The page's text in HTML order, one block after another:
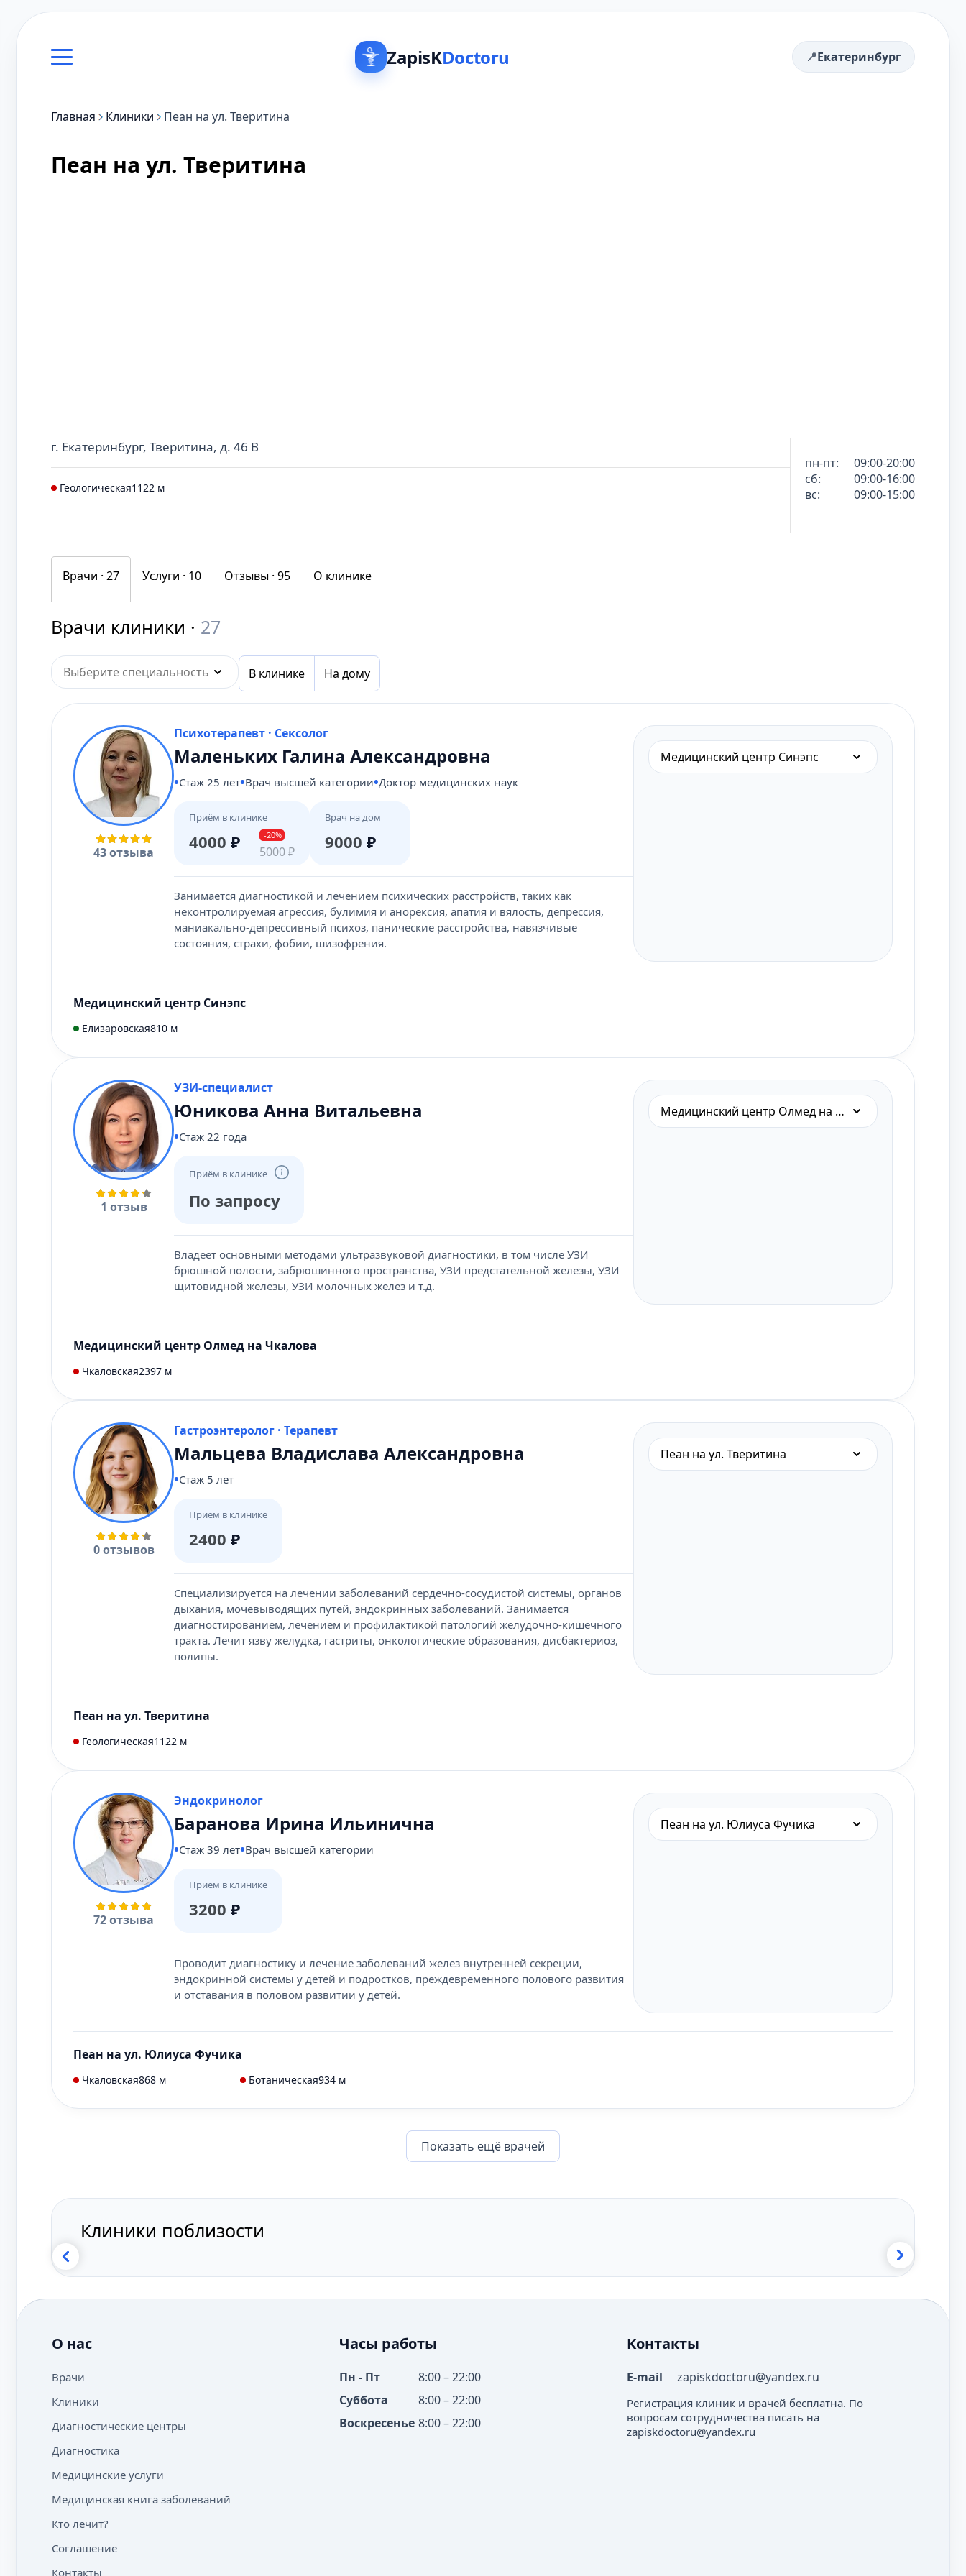
ZapisKDoctoru Екатеринбург
Главная Клиники Пеан на ул. Тверитина
Пеан на ул. Тверитина
г. Екатеринбург, Тверитина, д. 46 В
Геологическая1122 м
пн-пт:
09:00-20:00
сб:
09:00-16:00
вс:
09:00-15:00
Врачи · 27 Услуги · 10 Отзывы · 95 О клинике
Врачи клиники · 27
Выберите специальность В клинике На дому
43 отзыва
Психотерапевт · Сексолог
Маленьких Галина Александровна
Стаж 25 лет Врач высшей категории Доктор медицинских наук
Приём в клинике
4000 ₽ -20%
5000₽
Врач на дом
9000 ₽
Занимается диагностикой и лечением психических расстройств, таких как
неконтролируемая агрессия, булимия и анорексия, апатия и вялость, депрессия,
маниакально-депрессивный психоз, панические расстройства, навязчивые
состояния, страхи, фобии, шизофрения.
Медицинский центр Синэпс
Медицинский центр Синэпс
Елизаровская810 м
1 отзыв
УЗИ-специалист
Юникова Анна Витальевна
Стаж 22 года
Приём в клинике
По запросу
Владеет основными методами ультразвуковой диагностики, в том числе УЗИ
брюшной полости, забрюшинного пространства, УЗИ предстательной железы, УЗИ
щитовидной железы, УЗИ молочных желез и т.д.
Медицинский центр Олмед на Чкалова
Медицинский центр Олмед на Чкалова
Чкаловская2397 м
0 отзывов
Гастроэнтеролог · Терапевт
Мальцева Владислава Александровна
Стаж 5 лет
Приём в клинике
2400 ₽
Специализируется на лечении заболеваний сердечно-сосудистой системы, органов
дыхания, мочевыводящих путей, эндокринных заболеваний. Занимается
диагностированием, лечением и профилактикой патологий желудочно-кишечного
тракта. Лечит язву желудка, гастриты, онкологические образования, дисбактериоз,
полипы.
Пеан на ул. Тверитина
Пеан на ул. Тверитина
Геологическая1122 м
72 отзыва
Эндокринолог
Баранова Ирина Ильинична
Стаж 39 лет Врач высшей категории
Приём в клинике
3200 ₽
Проводит диагностику и лечение заболеваний желез внутренней секреции,
эндокринной системы у детей и подростков, преждевременного полового развития
и отставания в половом развитии у детей.
Пеан на ул. Юлиуса Фучика
Пеан на ул. Юлиуса Фучика
Чкаловская868 м Ботаническая934 м
Показать eщё врачей
Клиники поблизости
О нас
Врачи
Клиники
Диагностические центры
Диагностика
Медицинские услуги
Медицинская книга заболеваний
Кто лечит?
Соглашение
Контакты
Часы работы
Пн - Пт
8:00 – 22:00
Суббота
8:00 – 22:00
Воскресенье 8:00 – 22:00
Контакты
E-mail zapiskdoctoru@yandex.ru
Регистрация клиник и врачей бесплатна. По
вопросам сотрудничества писать на
zapiskdoctoru@yandex.ru